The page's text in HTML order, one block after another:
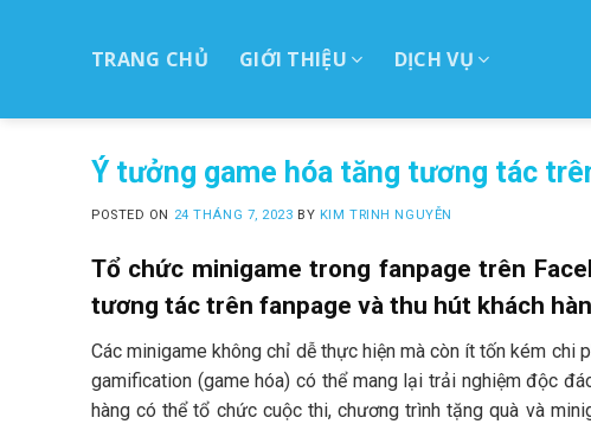
TRANG CHỦ GIỚI THIỆU DỊCH VỤ
Ý tưởng game hóa tăng tương tác
POSTED ON 24 THÁNG 7, 2023 BY KIM TRINH NGUYỄN
Tổ chức minigame trong fanpage trên
tương tác trên fanpage và thu hút khách
Các minigame không chỉ dễ thực hiện mà còn ít tốn kém
gamification (game hóa) có thể mang lại trải nghiệm độc
hàng có thể tổ chức cuộc thi, chương trình tặng quà và